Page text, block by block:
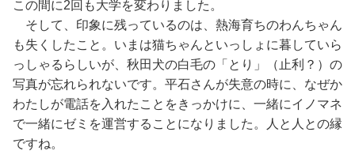
この間に2回も大学を変わりました。
そして、印象に残っているのは、熱海育ちのわんちゃん
も失くしたこと。いまは猫ちゃんといっしょに暮していら
っしゃるらしいが、秋田犬の白毛の「とり」（止利？）の
写真が忘れられないです。平石さんが失意の時に、なぜか
わたしが電話を入れたことをきっかけに、一緒にイノマネ
で一緒にゼミを運営することになりました。人と人との縁
ですね。